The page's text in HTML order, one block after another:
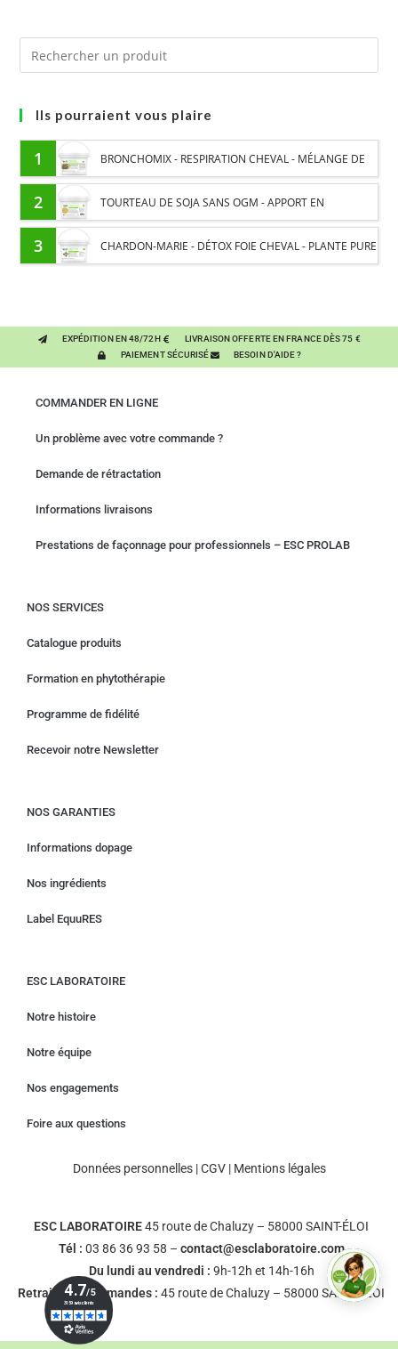
Ils pourraient vous plaire
1 BRONCHOMIX - RESPIRATION CHEVAL - MÉLANGE DE
PLANTES
2 TOURTEAU DE SOJA SANS OGM - APPORT EN
PROTÉINES ET SOUTIEN ÉNERGÉTIQUE POUR CHEVAUX
3 CHARDON-MARIE - DÉTOX FOIE CHEVAL - PLANTE PURE
EXPÉDITION EN 48/72H
LIVRAISON OFFERTE EN FRANCE DÈS 75 €
PAIEMENT SÉCURISÉ
BESOIN D'AIDE ?
COMMANDER EN LIGNE
Un problème avec votre commande ?
Demande de rétractation
Informations livraisons
Prestations de façonnage pour professionnels – ESC PROLAB
NOS SERVICES
Catalogue produits
Formation en phytothérapie
Programme de fidélité
Recevoir notre Newsletter
NOS GARANTIES
Informations dopage
Nos ingrédients
Label EquuRES
ESC LABORATOIRE
Notre histoire
Notre équipe
Nos engagements
Foire aux questions
Données personnelles|CGV| Mentions légales
ESC LABORATOIRE45 route de Chaluzy – 58000 SAINT-ÉLOI
Tél : 03 86 36 93 58 – contact@esclaboratoire.com
Du lundi au vendredi : 9h-12h et 14h-16h
Retrait des commandes :45 route de Chaluzy – 58000 SAINT-ÉLOI